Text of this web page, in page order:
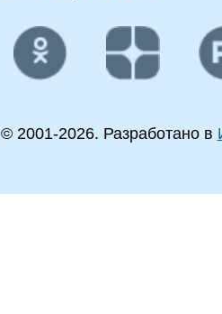
© 2001-2026. Разработано в